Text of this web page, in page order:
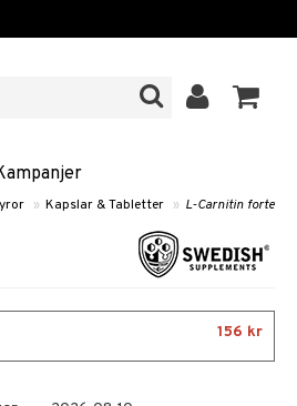
» Kapslar & Tabletter » L-Carnitin forte
156 kr